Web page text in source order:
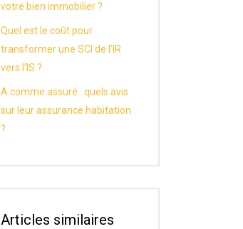
votre bien immobilier ?
Quel est le coût pour
transformer une SCI de l’IR
vers l’IS ?
A comme assuré : quels avis
sur leur assurance habitation
?
Articles similaires